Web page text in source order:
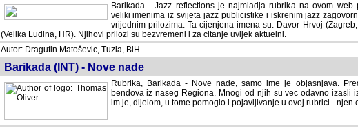
Barikada - Jazz reflections je najmladja rubrika na ovom web
imenima iz svijeta jazz publicistike i iskrenim jazz
vrijednim prilozima. Ta cijenjena imena su: Davor Hrvoj
(Velika Ludina, HR). Njihovi prilozi su bezvremeni i za citanje uvijek aktuelni.
Autor: Dragutin Matoševic, Tuzla, BiH.
Barikada (INT) - Nove nade
Rubrika, Barikada - Nove nade, samo ime je objasnjava.
bendova iz naseg Regiona. Mnogi od njih su vec odavno izasli iz
je, dijelom, u tome pomoglo i pojavljivanje u ovoj rubrici - njen cilj